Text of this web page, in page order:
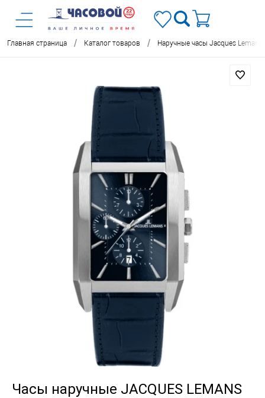
Главная страница / Каталог товаров / Наручные часы Jacques Lemans
Часы наручные JACQUES LEMANS